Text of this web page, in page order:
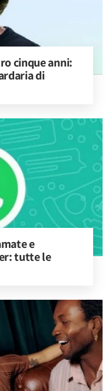
cinque anni:
di
e
tutte le